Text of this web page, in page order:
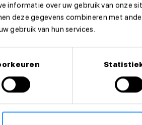
informatie over uw gebruik van onze
deze gegevens combineren met
gebruik van hun services.